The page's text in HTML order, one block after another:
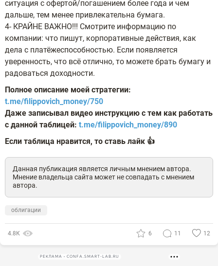
ситуация с офертой/погашением более года и чем
дальше, тем менее привлекательна бумага.
4- КРАЙНЕ ВАЖНО!!! Смотрите информацию по
компании: что пишут, корпоративные действия, как
дела с платёжеспособностью. Если появляется
уверенность, что всё отлично, то можете брать бумагу и
радоваться доходности.
Полное описание моей стратегии:
t.me/filippovich_money/750
Даже записывал видео инструкцию с тем как работать
с данной таблицей: t.me/filippovich_money/890
Если таблица нравится, то ставь лайк 👍
Данная публикация является личным мнением автора.
Мнение владельца сайта может не совпадать с мнением
автора.
облигации
4.8К 6 11 12
РЕКЛАМА • CONFA.SMART-LAB.RU